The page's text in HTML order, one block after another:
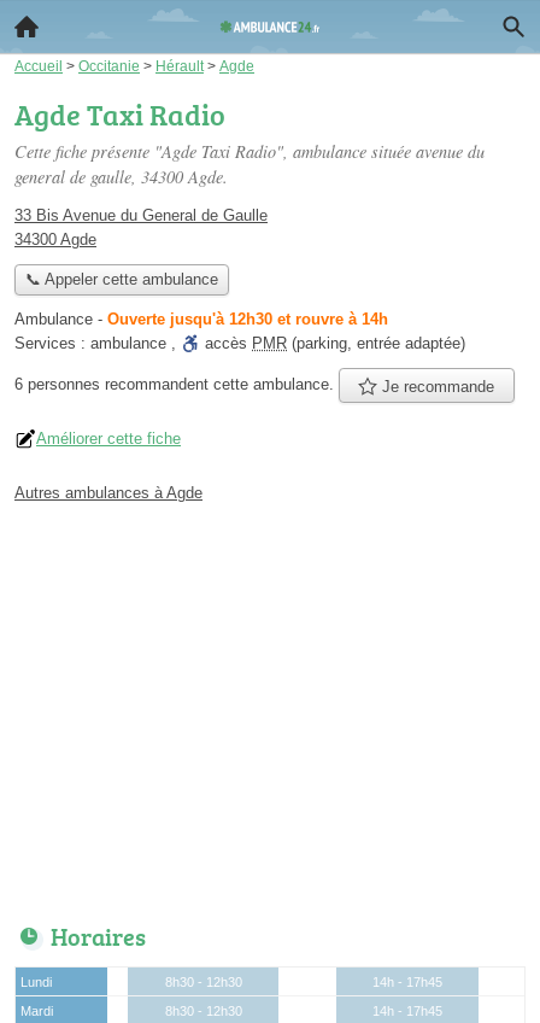
Accueil > Occitanie > Hérault > Agde
Agde Taxi Radio
Cette fiche présente "Agde Taxi Radio", ambulance située avenue du
general de gaulle, 34300 Agde.
33 Bis Avenue du General de Gaulle
34300 Agde
📞 Appeler cette ambulance
Ambulance - Ouverte jusqu'à 12h30 et rouvre à 14h
Services : ambulance , accès PMR (parking, entrée adaptée)
6 personnes recommandent cette ambulance. Je recommande
Améliorer cette fiche
Autres ambulances à Agde
Horaires
Lundi 8h30 - 12h30
14h - 17h45
Mardi
8h30 - 12h30
14h - 17h45